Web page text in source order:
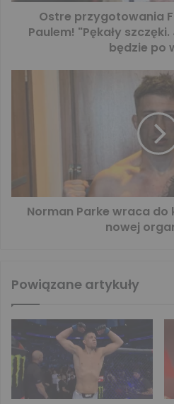
Ostre przygotowania
Paulem! "Pękały
będzie po
Norman Parke wraca do
nowej
Powiązane artykuły